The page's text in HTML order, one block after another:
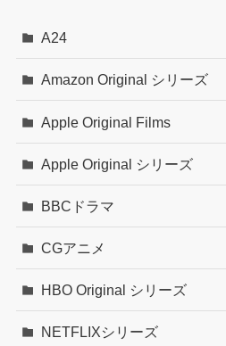
A24
Amazon Original シリーズ
Apple Original Films
Apple Original シリーズ
BBCドラマ
CGアニメ
HBO Original シリーズ
NETFLIXシリーズ